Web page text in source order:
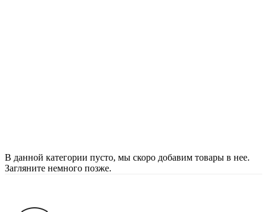
В данной категории пусто, мы скоро добавим товары в нее.
Загляните немного позже.